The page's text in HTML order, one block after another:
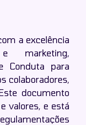
a excelência
marketing,
Conduta para
colaboradores,
documento
valores, e está